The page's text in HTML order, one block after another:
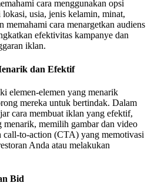
cara menggunakan opsi
lokasi, usia, jenis kelamin, minat,
cara menargetkan audiens
efektivitas kampanye dan
iklan.
dan Efektif
elemen-elemen yang menarik
mereka untuk bertindak. Dalam
cara membuat iklan yang efektif,
memilih gambar dan video
call-to-action (CTA) yang memotivasi
Anda atau melakukan
Bid